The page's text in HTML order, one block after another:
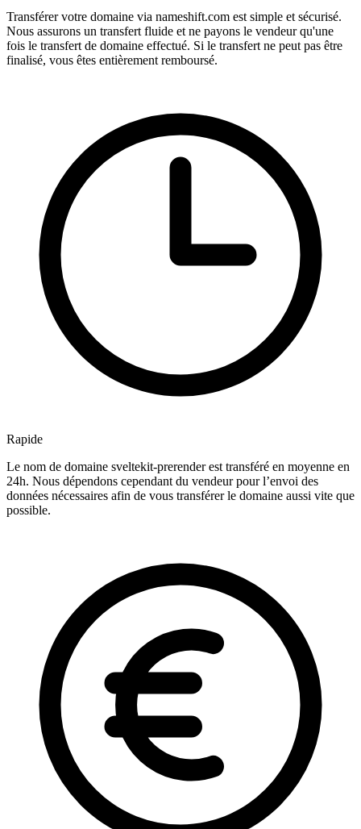
Transférer votre domaine via nameshift.com est simple et sécurisé.
Nous assurons un transfert fluide et ne payons le vendeur qu'une
fois le transfert de domaine effectué. Si le transfert ne peut pas être
finalisé, vous êtes entièrement remboursé.
Rapide
Le nom de domaine sveltekit-prerender est transféré en moyenne en
24h. Nous dépendons cependant du vendeur pour l’envoi des
données nécessaires afin de vous transférer le domaine aussi vite que
possible.